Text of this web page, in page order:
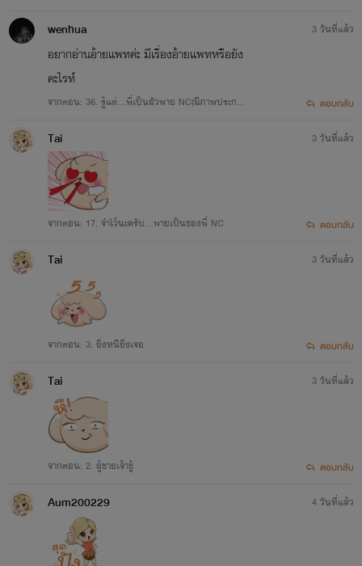
wenhua
อยากอ่านอ้ายแพทค่ะ มีเรื่องอ้ายแพทหรือยัง
คะไรท์
จากตอน: 36. รู้แต่...พี่เป็นผัวพาย NC(มีภาพประกอ
3 วันที่แล้ว
ตอบกลับ
Tai
จากตอน: 17. จำไว้นะครับ...พายเป็นของพี่ NC
3 วันที่แล้ว
ตอบกลับ
Tai
จากตอน: 3. ยิ่งหนียิ่งเจอ
3 วันที่แล้ว
ตอบกลับ
Tai
จากตอน: 2. ผู้ชายเจ้าชู้
3 วันที่แล้ว
ตอบกลับ
Aum200229 4 วันที่แล้ว